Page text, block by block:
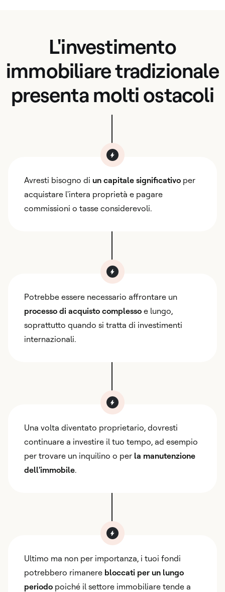
L'investimento
immobiliare tradizionale
presenta molti ostacoli
Avresti bisogno di un capitale significativo per
acquistare l'intera proprietà e pagare
commissioni o tasse considerevoli.
Potrebbe essere necessario affrontare un
processo di acquisto complesso e lungo,
soprattutto quando si tratta di investimenti
internazionali.
Una volta diventato proprietario, dovresti
continuare a investire il tuo tempo, ad esempio
per trovare un inquilino o per la manutenzione
dell'immobile.
Ultimo ma non per importanza, i tuoi fondi
potrebbero rimanere bloccati per un lungo
periodo poiché il settore immobiliare tende a